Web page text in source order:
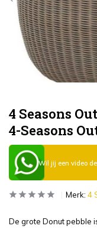
4 Seasons
4-Seasons
Wil jij een video
Merk: 4
De grote Donut pebble